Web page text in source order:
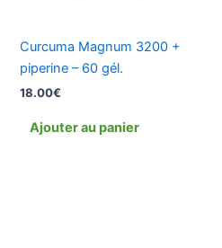
Curcuma Magnum 3200 +
piperine – 60 gél.
18.00€
Ajouter au panier